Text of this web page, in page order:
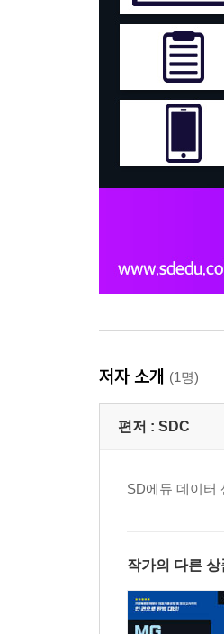
저자 소개 (1명)
편저 : SDC
SD에듀 데이터
작가의 다른 상